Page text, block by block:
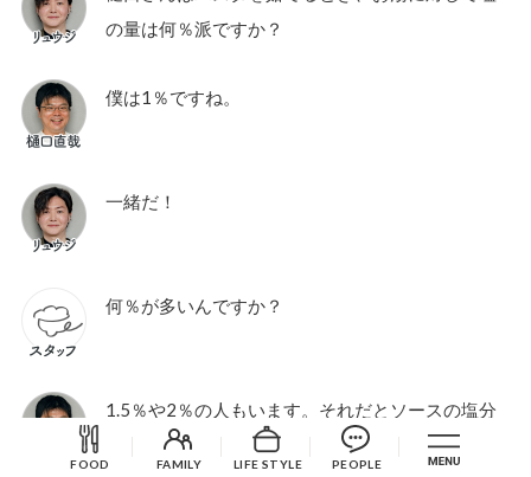
FOOD FAMILY LIFE STYLE PEOPLE
の量は何％派ですか？
僕は1％ですね。
一緒だ！
何％が多いんですか？
1.5％や2％の人もいます。それだとソースの塩分
をかなり調節しないといけない。